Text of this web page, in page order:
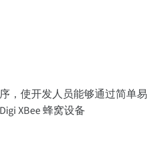
，使开发人员能够通过简单易
XBee 蜂窝设备